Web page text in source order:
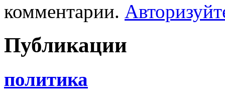
комментарии.
Публикации
политика